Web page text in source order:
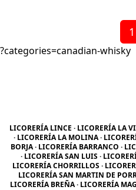
1
?categories=canadian-whisky
LICORERÍA LINCE · LICORERÍA LA
· LICORERÍA LA MOLINA ·
BORJA · LICORERÍA BARRANCO ·
· LICORERÍA SAN LUIS ·
LICORERÍA CHORRILLOS ·
LICORERÍA SAN MARTIN DE
LICORERÍA BREÑA · LICORERÍA